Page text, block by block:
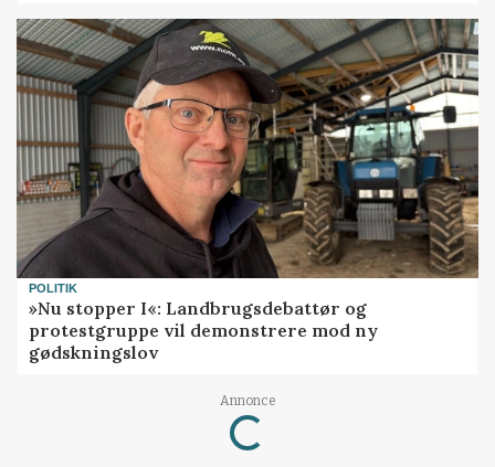
POLITIK
»Nu stopper I«: Landbrugsdebattør og
protestgruppe vil demonstrere mod ny
gødskningslov
Annonce
Loading...